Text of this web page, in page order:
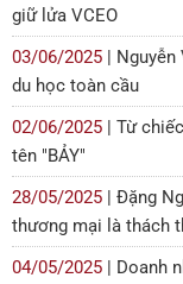
giữ lửa VCEO
03/06/2025 |
du học toàn cầu
02/06/2025 | Từ
tên "BẢY"
28/05/2025 | Đặng
thương mại là thách
04/05/2025 | Doanh